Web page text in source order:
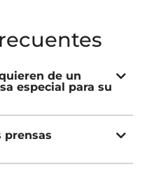
de un
especial para su
prensas